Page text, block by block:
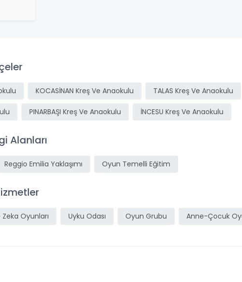
KOCASİNAN Kreş Ve Anaokulu TALAS Kreş Ve Anaokulu
PINARBAŞI Kreş Ve Anaokulu İNCESU Kreş Ve Anaokulu
Alanları
Reggio Emilia Yaklaşımı Oyun Temelli Eğitim
Zeka Oyunları Uyku Odası Oyun Grubu Anne-Çocuk